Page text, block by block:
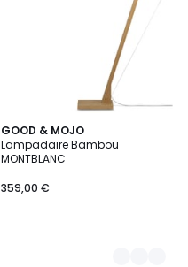
GOOD & MOJO
Lampadaire Bambou
MONTBLANC
359,00 €
3
Couleurs